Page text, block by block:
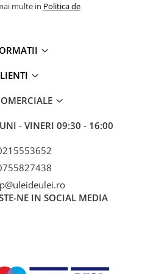
Protection V1
diesel moderne și de
producători mondiali și
excepțională
multe in Politica de
- VINERI 09:30 - 16:00
NE IN SOCIAL MEDIA